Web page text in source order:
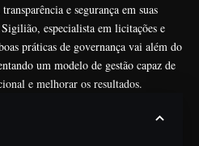
e segurança em suas
especialista em licitações e
práticas de governança vai além do
um modelo de gestão capaz de
e melhorar os resultados.